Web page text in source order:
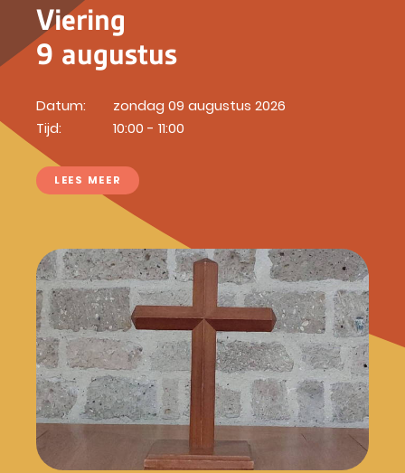
Viering
9 augustus
Datum:
Tijd:
zondag 09 augustus 2026
10:00 - 11:00
LEES MEER